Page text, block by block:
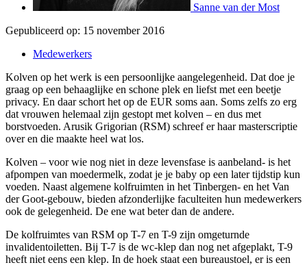
Sanne van der Most
Gepubliceerd op: 15 november 2016
Medewerkers
Kolven op het werk is een persoonlijke aangelegenheid. Dat doe je
graag op een behaaglijke en schone plek en liefst met een beetje
privacy. En daar schort het op de EUR soms aan. Soms zelfs zo erg
dat vrouwen helemaal zijn gestopt met kolven – en dus met
borstvoeden. Arusik Grigorian (RSM) schreef er haar masterscriptie
over en die maakte heel wat los.
Kolven – voor wie nog niet in deze levensfase is aanbeland- is het
afpompen van moedermelk, zodat je je baby op een later tijdstip kun
voeden. Naast algemene kolfruimten in het Tinbergen- en het Van
der Goot-gebouw, bieden afzonderlijke faculteiten hun medewerkers
ook de gelegenheid. De ene wat beter dan de andere.
De kolfruimtes van RSM op T-7 en T-9 zijn omgeturnde
invalidentoiletten. Bij T-7 is de wc-klep dan nog net afgeplakt, T-9
heeft niet eens een klep. In de hoek staat een bureaustoel, er is een